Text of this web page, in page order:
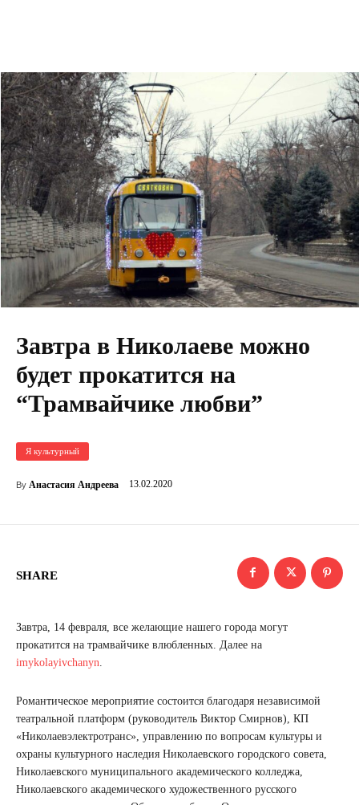
Завтра в Николаеве можно
будет прокатится на
“Трамвайчике любви”
Я культурный
By Анастасия Андреева 13.02.2020
SHARE
Завтра, 14 февраля, все желающие нашего города могут
прокатится на трамвайчике влюбленных. Далее на
imykolayivchanyn
Романтическое мероприятие состоится благодаря независимой
театральной платформ (руководитель Виктор Смирнов), КП
«Николаевэлектротранс», управлению по вопросам культуры и
охраны культурного наследия Николаевского городского совета,
Николаевского муниципального академического колледжа,
Николаевского академического художественного русского